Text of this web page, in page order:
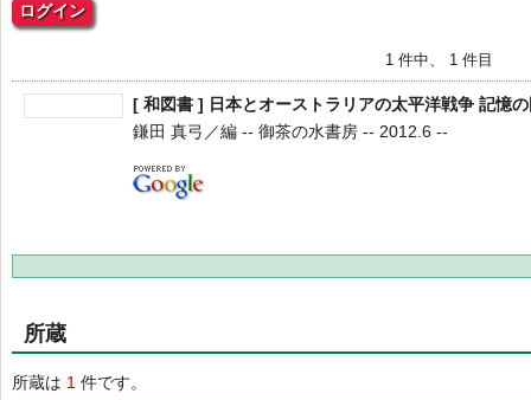
ログイン
1 件中、 1 件目
[ 和図書 ] 日本とオーストラリアの太平洋戦争 記憶
鎌田 真弓／編 -- 御茶の水書房 -- 2012.6 --
所蔵
所蔵は 1 件です。